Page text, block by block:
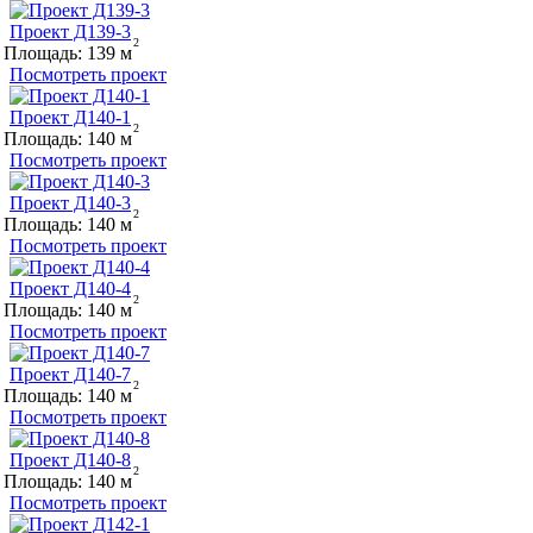
Проект Д139-3
Площадь: 139
Посмотреть проект
Проект Д140-1
Площадь: 140
Посмотреть проект
Проект Д140-3
Площадь: 140
Посмотреть проект
Проект Д140-4
Площадь: 140
Посмотреть проект
Проект Д140-7
Площадь: 140
Посмотреть проект
Проект Д140-8
Площадь: 140
Посмотреть проект